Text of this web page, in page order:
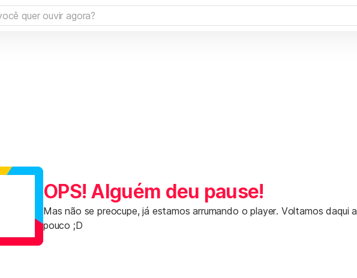
OPS! Alguém deu pause!
Mas não se preocupe, já estamos arrumando o player. Voltamos daqui a
pouco ;D